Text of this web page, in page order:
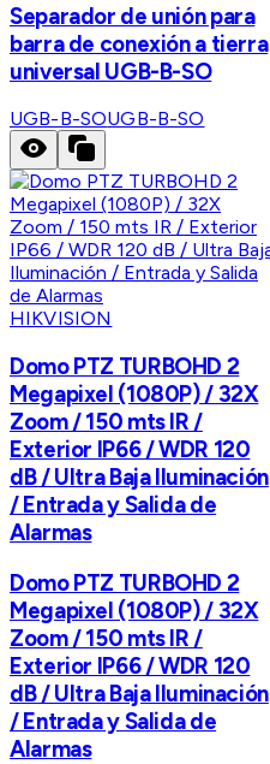
Separador de unión para
barra de conexión a tierra
universal UGB-B-SO
UGB-B-SOUGB-B-SO
HIKVISION
Domo PTZ TURBOHD 2
Megapixel (1080P) / 32X
Zoom / 150 mts IR /
Exterior IP66 / WDR 120
dB / Ultra Baja Iluminación
/ Entrada y Salida de
Alarmas
Domo PTZ TURBOHD 2
Megapixel (1080P) / 32X
Zoom / 150 mts IR /
Exterior IP66 / WDR 120
dB / Ultra Baja Iluminación
/ Entrada y Salida de
Alarmas